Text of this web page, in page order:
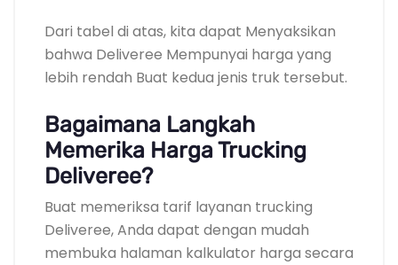
Dari tabel di atas, kita dapat Menyaksikan
bahwa Deliveree Mempunyai harga yang
lebih rendah Buat kedua jenis truk tersebut.
Bagaimana Langkah
Memerika Harga Trucking
Deliveree?
Buat memeriksa tarif layanan trucking
Deliveree, Anda dapat dengan mudah
membuka halaman kalkulator harga secara